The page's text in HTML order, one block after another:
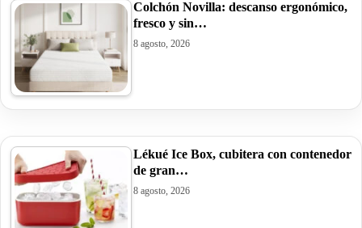
Colchón Novilla: descanso ergonómico,
fresco y sin…
8 agosto, 2026
Lékué Ice Box, cubitera con contenedor
de gran…
8 agosto, 2026